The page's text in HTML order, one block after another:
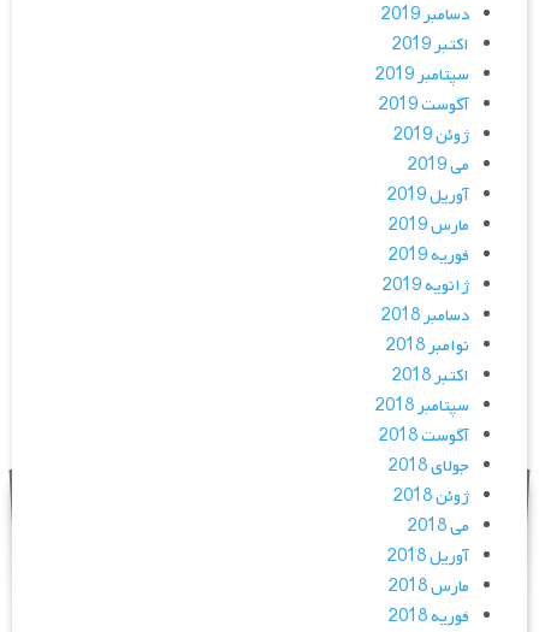
دسامبر 2019
اکتبر 2019
سپتامبر 2019
آگوست 2019
ژوئن 2019
می 2019
آوریل 2019
مارس 2019
فوریه 2019
ژانویه 2019
دسامبر 2018
نوامبر 2018
اکتبر 2018
سپتامبر 2018
آگوست 2018
جولای 2018
ژوئن 2018
می 2018
آوریل 2018
مارس 2018
فوریه 2018